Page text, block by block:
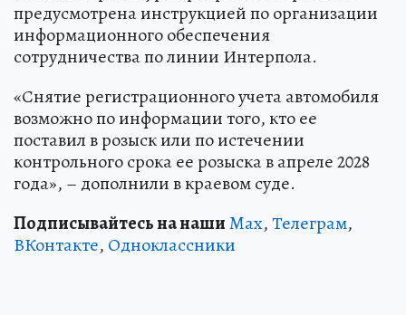
предусмотрена инструкцией по организации
информационного обеспечения
сотрудничества по линии Интерпола.
«Снятие регистрационного учета автомобиля
возможно по информации того, кто ее
поставил в розыск или по истечении
контрольного срока ее розыска в апреле 2028
года», – дополнили в краевом суде.
Подписывайтесь на нашиMax,Телеграм,
ВКонтакте, Одноклассники